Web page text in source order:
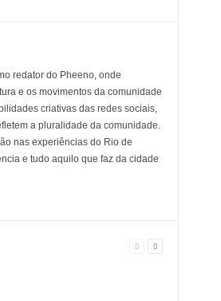
redator do Pheeno, onde
e os movimentos da comunidade
criativas das redes sociais,
a pluralidade da comunidade.
nas experiências do Rio de
e tudo aquilo que faz da cidade